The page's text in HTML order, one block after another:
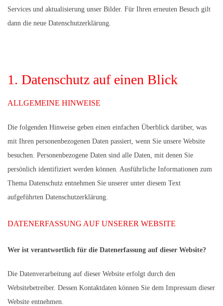
Services und aktualisierung unser Bilder. Für Ihren erneuten Besuch gilt
dann die neue Datenschutzerklärung.
1. Datenschutz auf einen Blick
ALLGEMEINE HINWEISE
Die folgenden Hinweise geben einen einfachen Überblick darüber, was
mit Ihren personenbezogenen Daten passiert, wenn Sie unsere Website
besuchen. Personenbezogene Daten sind alle Daten, mit denen Sie
persönlich identifiziert werden können. Ausführliche Informationen zum
Thema Datenschutz entnehmen Sie unserer unter diesem Text
aufgeführten Datenschutzerklärung.
DATENERFASSUNG AUF UNSERER WEBSITE
Wer ist verantwortlich für die Datenerfassung auf dieser Website?
Die Datenverarbeitung auf dieser Website erfolgt durch den
Websitebetreiber. Dessen Kontaktdaten können Sie dem Impressum dieser
Website entnehmen.